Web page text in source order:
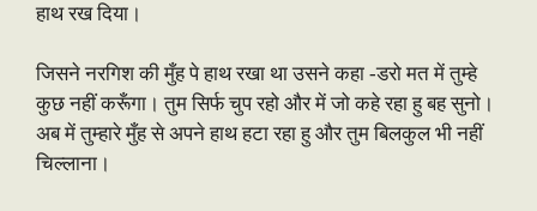
हाथ रख दिया।
जिसने नरगिश की मुँह पे हाथ रखा था उसने कहा -डरो मत में तुम्हे
कुछ नहीं करूँगा। तुम सिर्फ चुप रहो और में जो कहे रहा हु बह सुनो।
अब में तुम्हारे मुँह से अपने हाथ हटा रहा हु और तुम बिलकुल भी नहीं
चिल्लाना।